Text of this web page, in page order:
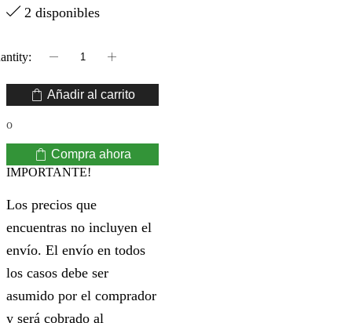
2 disponibles
TINTA
GREY
30
ML
Añadir al carrito
o
Compra ahora
IMPORTANTE!
Los precios que
encuentras no incluyen el
envío. El envío en todos
los casos debe ser
asumido por el comprador
y será cobrado al